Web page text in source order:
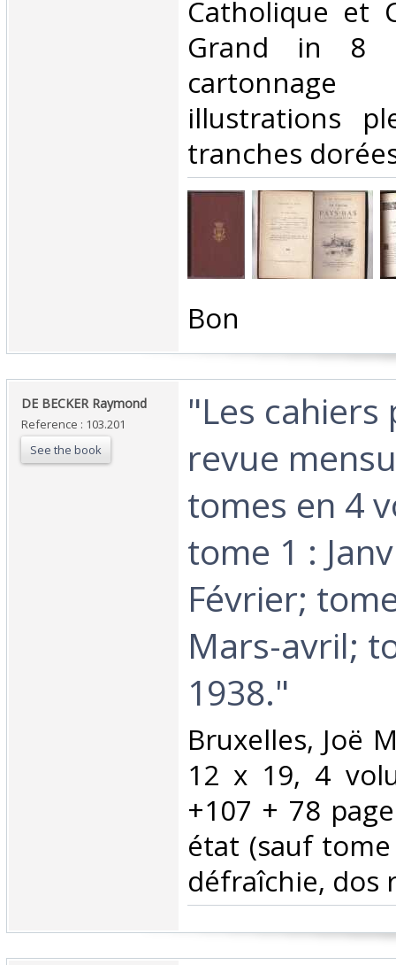
Catholique et
Grand in 8
illustrations
tranches
‎Bon ‎
‎DE BECKER Raymond‎
Reference : 103.201
See the book
‎"Les
revue
tomes en 4
tome 1 :
Février;
Mars-avril;
1938."‎
‎Bruxelles, Joë
12 x 19, 4
+107 + 78
état (sauf
défraîchie, dos